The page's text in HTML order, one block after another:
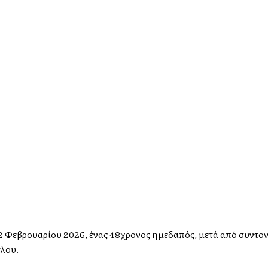
Φεβρουαρίου 2026, ένας 48χρονος ημεδαπός, μετά από